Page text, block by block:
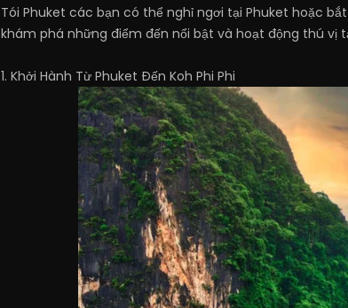
Tói Phuket các bạn có thể nghỉ ngơi tại Phuket hoặc
khám phá những điểm đến nổi bật và hoạt động thú vị
1. Khởi Hành Từ Phuket Đến Koh Phi Phi